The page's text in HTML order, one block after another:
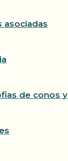
asociadas
de conos y